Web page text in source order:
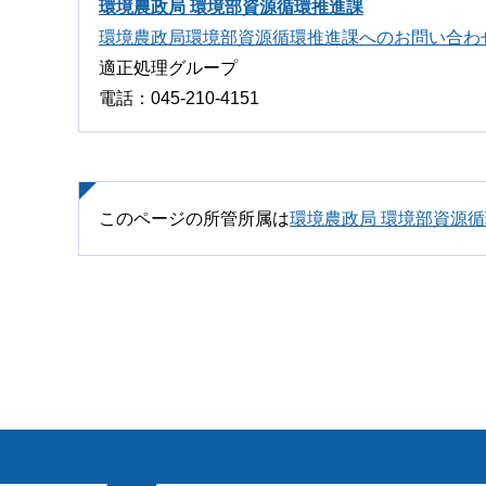
環境農政局 環境部資源循環推進課
環境農政局環境部資源循環推進課へのお問い合わ
適正処理グループ
電話：045-210-4151
このページの所管所属は環境農政局 環境部資源